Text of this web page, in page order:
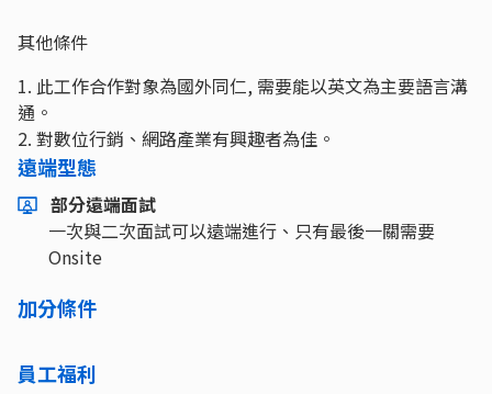
其他條件
1. 此工作合作對象為國外同仁, 需要能以英文為主要語言溝
通。
2. 對數位行銷、網路產業有興趣者為佳。
遠端型態
部分遠端面試
一次與二次面試可以遠端進行、只有最後一關需要
Onsite
加分條件
員工福利